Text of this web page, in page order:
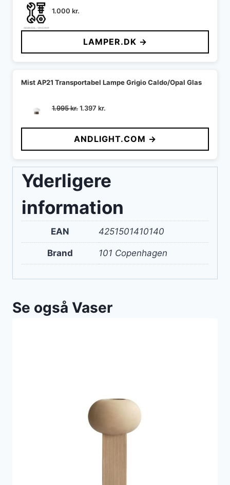
1.000 kr.
LAMPER.DK →
Mist AP21 Transportabel Lampe Grigio Caldo/Opal Glas
1.995kr.Den
pris
var:
1.995 kr..
1.397 kr.
pris
er:
1.397 kr..
ANDLIGHT.COM →
Yderligere
information
EAN 4251501410140
Brand 101 Copenhagen
Se også Vaser